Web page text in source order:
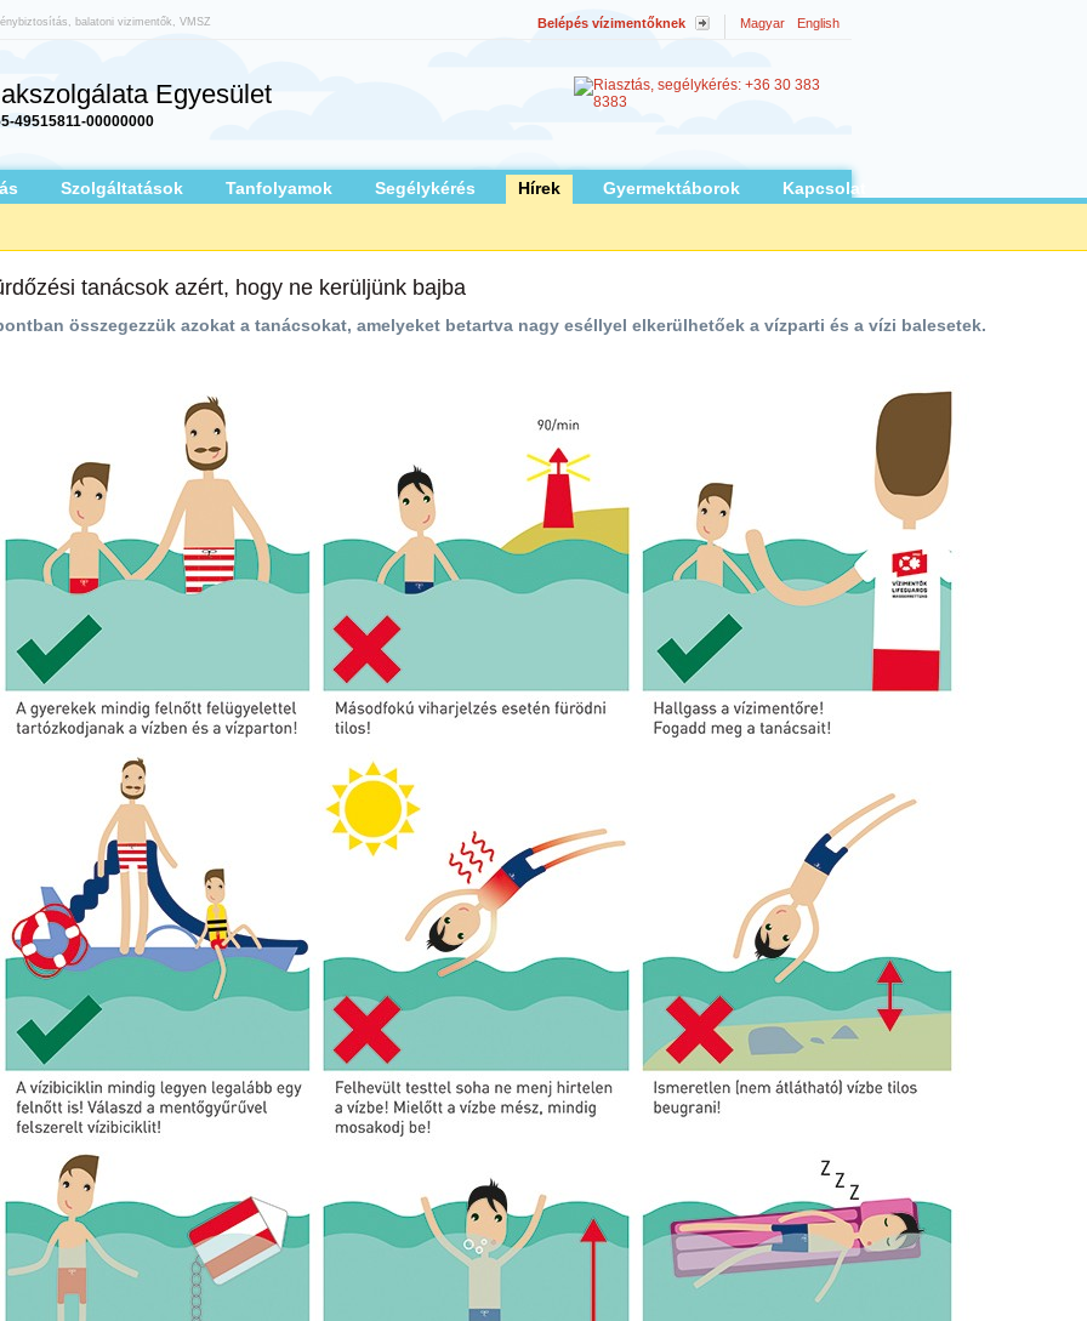
balatoni vizimentők, VMSZ Belépés vízimentőknek Magyar English
Egyesület
49515811-00000000
Szolgáltatások Tanfolyamok Segélykérés Hírek Gyermektáborok Kapcsolat
tanácsok azért, hogy ne kerüljünk bajba
összegezzük azokat a tanácsokat, amelyeket betartva nagy eséllyel elkerülhetőek a vízparti és a vízi balesetek.